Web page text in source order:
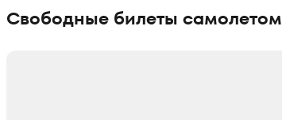
Свободные билеты самолетом